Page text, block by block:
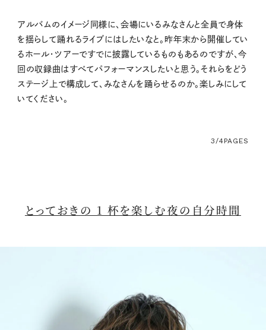
アルバムのイメージ同様に、会場にいるみなさんと全員で身体
を揺らして踊れるライブにはしたいなと。昨年末から開催してい
るホール・ツアーですでに披露しているものもあるのですが、今
回の収録曲はすべてパフォーマンスしたいと思う。それらをどう
ステージ上で構成して、みなさんを踊らせるのか。楽しみにして
いてください。
3/4PAGES
とっておきの 1 杯を楽しむ夜の自分時間